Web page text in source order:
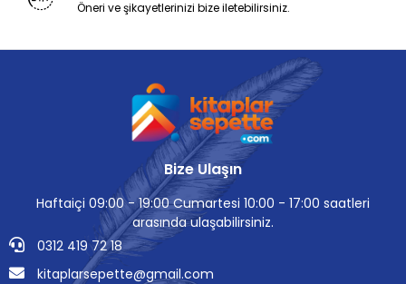
Öneri ve şikayetlerinizi bize iletebilirsiniz.
Bize Ulaşın
Haftaiçi 09:00 - 19:00 Cumartesi 10:00 - 17:00 saatleri
arasında ulaşabilirsiniz.
0312 419 72 18
kitaplarsepette@gmail.com